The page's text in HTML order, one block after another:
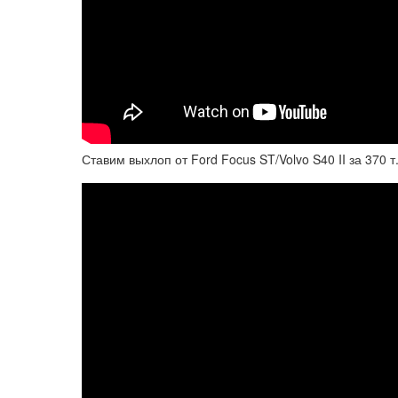
Ставим выхлоп от Ford Focus ST/Volvo S40 II за 370